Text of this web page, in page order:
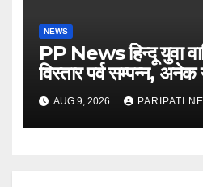
NEWS
PP News हिन्दू युवा
विस्तार पर्व सम्पन्न,
AUG 9, 2026 PARIPATI